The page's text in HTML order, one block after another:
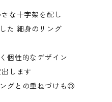
な十字架を配し
た 細身のリング
個性的なデザイン
します
グとの重ねづけも◎